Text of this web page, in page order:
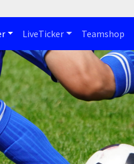
LiveTicker Teamshop